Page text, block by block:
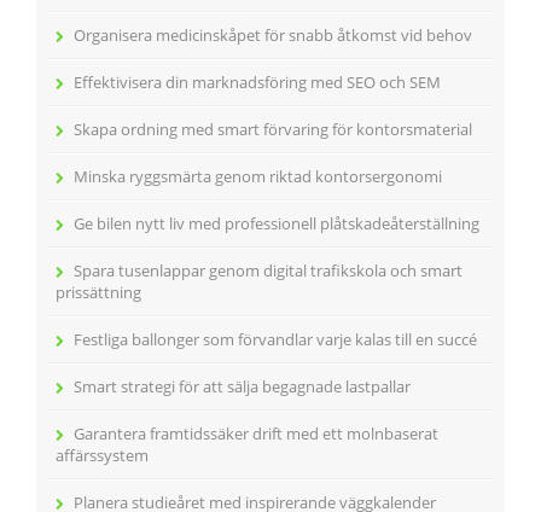
Organisera medicinskåpet för snabb åtkomst vid behov
Effektivisera din marknadsföring med SEO och SEM
Skapa ordning med smart förvaring för kontorsmaterial
Minska ryggsmärta genom riktad kontorsergonomi
Ge bilen nytt liv med professionell plåtskadeåterställning
Spara tusenlappar genom digital trafikskola och smart
prissättning
Festliga ballonger som förvandlar varje kalas till en succé
Smart strategi för att sälja begagnade lastpallar
Garantera framtidssäker drift med ett molnbaserat
affärssystem
Planera studieåret med inspirerande väggkalender